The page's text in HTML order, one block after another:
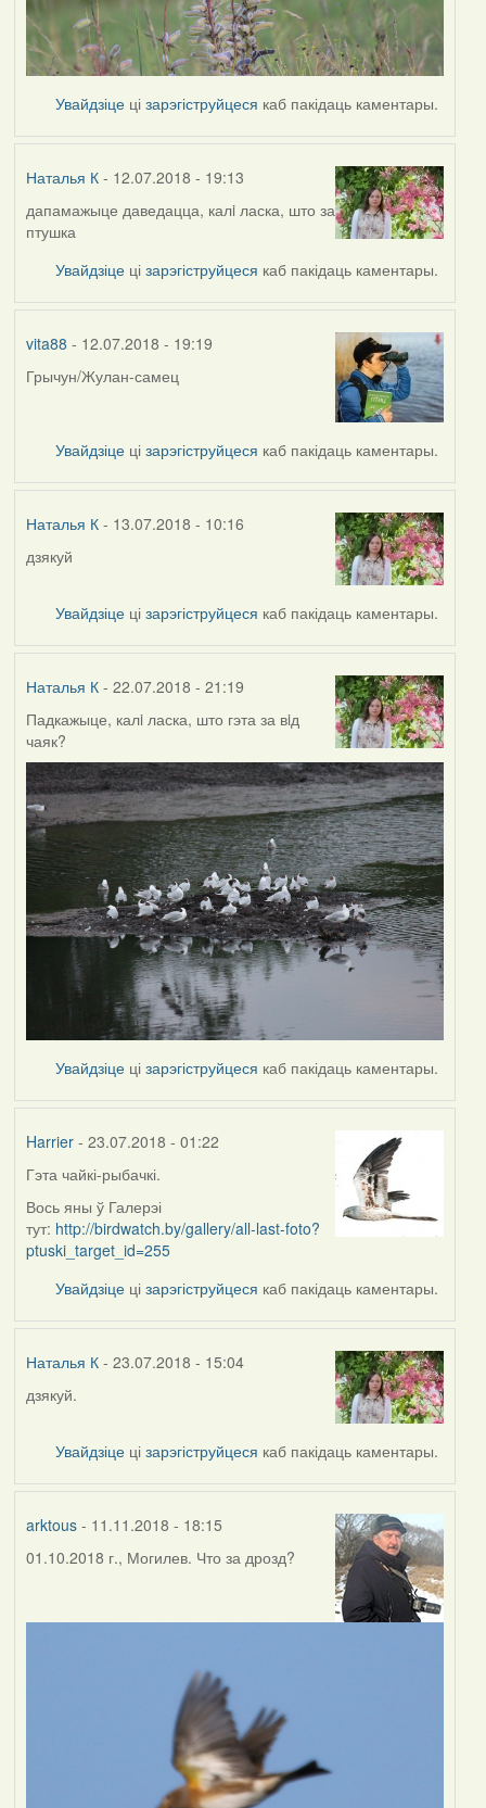
Увайдзіце цізарэгіструйцеся каб пакідаць каментары.
Наталья К- 12.07.2018 - 19:13
дапамажыце даведацца, калi ласка, што за
птушка
Увайдзіце цізарэгіструйцеся каб пакідаць каментары.
vita88 - 12.07.2018 - 19:19
Грычун/Жулан-самец
Увайдзіце цізарэгіструйцеся каб пакідаць каментары.
Наталья К- 13.07.2018 - 10:16
дзякуй
Увайдзіце цізарэгіструйцеся каб пакідаць каментары.
Наталья К- 22.07.2018 - 21:19
Падкажыце, калi ласка, што гэта за вiд
чаяк?
Увайдзіце цізарэгіструйцеся каб пакідаць каментары.
Harrier- 23.07.2018 - 01:22
In
reply
to
by
Гэта чайкі-рыбачкі.
Вось яны ў Галерэі
тут: http://birdwatch.by/gallery/all-last-foto?
ptuski_target_id=255
Увайдзіце цізарэгіструйцеся каб пакідаць каментары.
Наталья К- 23.07.2018 - 15:04
In
Harrier
дзякуй.
Увайдзіце цізарэгіструйцеся каб пакідаць каментары.
arktous- 11.11.2018 - 18:15
01.10.2018 г., Могилев. Что за дрозд?